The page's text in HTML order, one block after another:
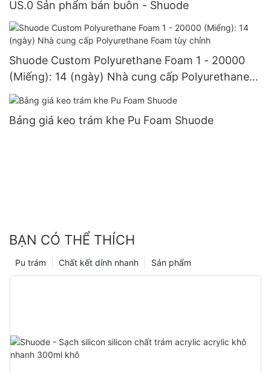
US.0 Sản phẩm bán buôn - Shuode
Shuode Custom Polyurethane Foam 1 - 20000
(Miếng): 14 (ngày) Nhà cung cấp Polyurethane
Foam tùy chỉnh
Bảng giá keo trám khe Pu Foam Shuode
BẠN CÓ THỂ THÍCH
Sản phẩm
Chất kết dính nhanh
Pu trám